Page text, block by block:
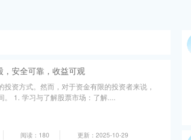
安全可靠，收益可观
资方式。然而，对于资金有限的投资者来说，
。 1. 学习与了解股票市场：了解....
阅读：180 更新：2025-10-29